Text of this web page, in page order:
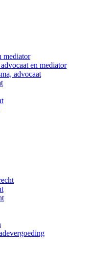
mediator
en mediator
advocaat